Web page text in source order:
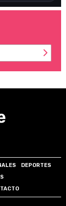
DEPORTES